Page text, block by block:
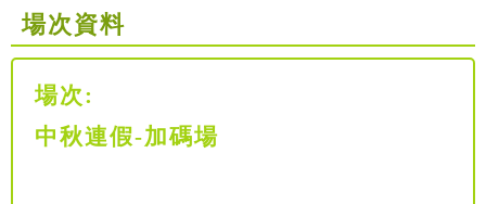
場次資料
場次:
中秋連假-加碼場